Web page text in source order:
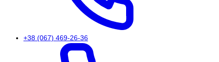
+38 (067) 469-26-36